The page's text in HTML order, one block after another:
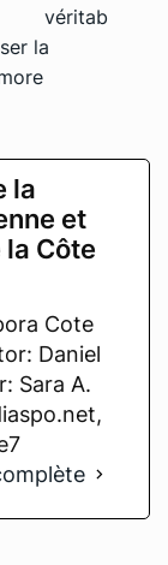
véritab
la
la
et
Côte
Cote
Daniel
Sara A.